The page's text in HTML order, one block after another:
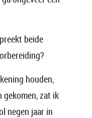
beide
houden,
gekomen, zat ik
negen jaar in